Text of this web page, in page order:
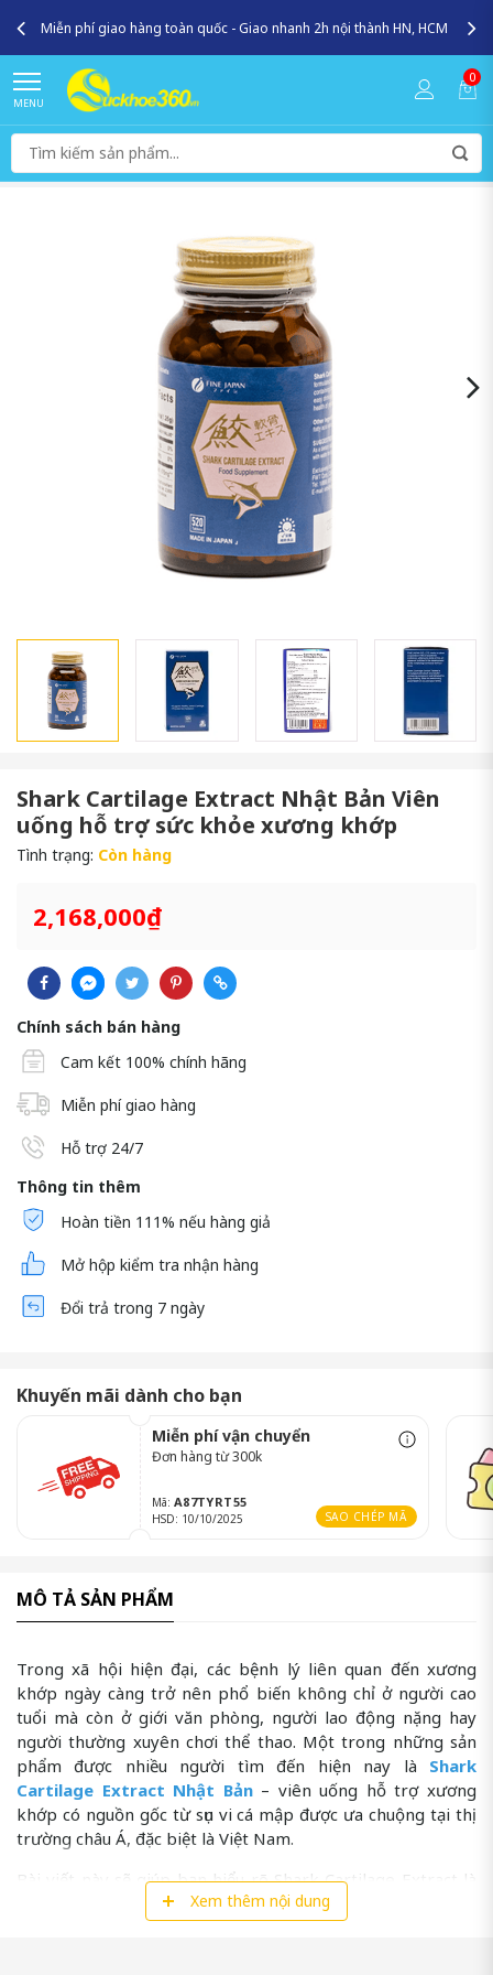
Miễn phí giao hàng toàn quốc - Giao nhanh 2h nội thành HN, HCM
MENU
0
Shark Cartilage Extract Nhật Bản Viên
uống hỗ trợ sức khỏe xương khớp
Tình trạng: Còn hàng
2,168,000₫
Chính sách bán hàng
Cam kết 100% chính hãng
Miễn phí giao hàng
Hỗ trợ 24/7
Thông tin thêm
Hoàn tiền 111% nếu hàng giả
Mở hộp kiểm tra nhận hàng
Đổi trả trong 7 ngày
Khuyến mãi dành cho bạn
Miễn phí vận chuyển
Đơn hàng từ 300k
Mã: A87TYRT55
HSD: 10/10/2025 SAO CHÉP MÃ
MÔ TẢ SẢN PHẨM
Trong xã hội hiện đại, các bệnh lý liên quan đến xương
khớp ngày càng trở nên phổ biến không chỉ ở người cao
tuổi mà còn ở giới văn phòng, người lao động nặng hay
người thường xuyên chơi thể thao. Một trong những sản
phẩm được nhiều người tìm đến hiện nay là Shark
Cartilage Extract Nhật Bản– viên uống hỗ trợ xương
khớp có nguồn gốc từ sụn vi cá mập được ưa chuộng tại thị
trường châu Á, đặc biệt là Việt Nam.
Bài viết này sẽ giúp bạn hiểu rõ Shark Cartilage Extract là
gì, sản phẩm có tốt không, thành phần ra sao, cách sử dụng
như thế nào và đặc biệt là mua Shark Cartilage Extract ở
Xem thêm nội dung